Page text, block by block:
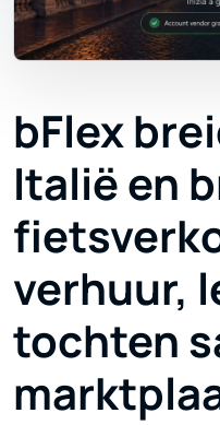
bFlex
Italië en
verhuur,
tochten